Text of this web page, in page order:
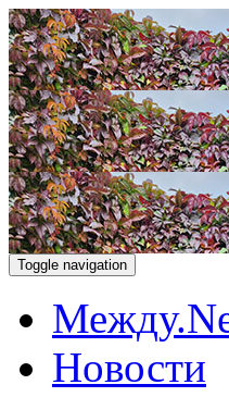
Toggle navigation
Новости